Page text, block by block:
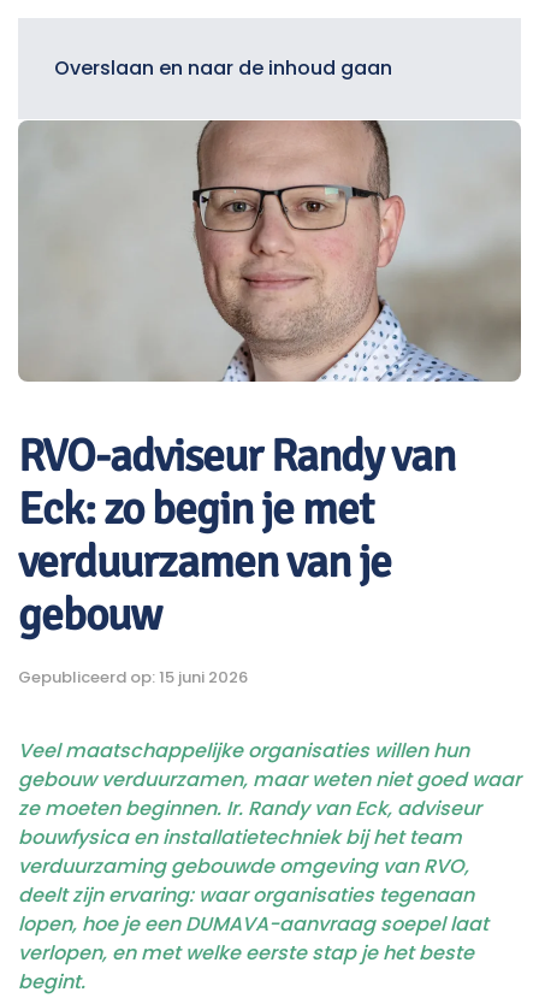
Overslaan en naar de inhoud gaan
RVO-adviseur Randy van
Eck: zo begin je met
verduurzamen van je
gebouw
Gepubliceerd op: 15 juni 2026
Veel maatschappelijke organisaties willen hun
gebouw verduurzamen, maar weten niet goed waar
ze moeten beginnen. Ir. Randy van Eck, adviseur
bouwfysica en installatietechniek bij het team
verduurzaming gebouwde omgeving van RVO,
deelt zijn ervaring: waar organisaties tegenaan
lopen, hoe je een DUMAVA-aanvraag soepel laat
verlopen, en met welke eerste stap je het beste
begint.